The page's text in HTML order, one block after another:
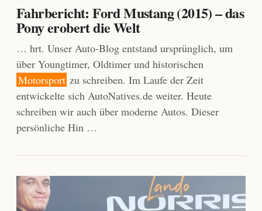
Fahrbericht: Ford Mustang (2015) – das
Pony erobert die Welt
… hrt. Unser Auto-Blog entstand ursprünglich, um
über Youngtimer, Oldtimer und historischen
Motorsport zu schreiben. Im Laufe der Zeit
entwickelte sich AutoNatives.de weiter. Heute
schreiben wir auch über moderne Autos. Dieser
persönliche Hin …